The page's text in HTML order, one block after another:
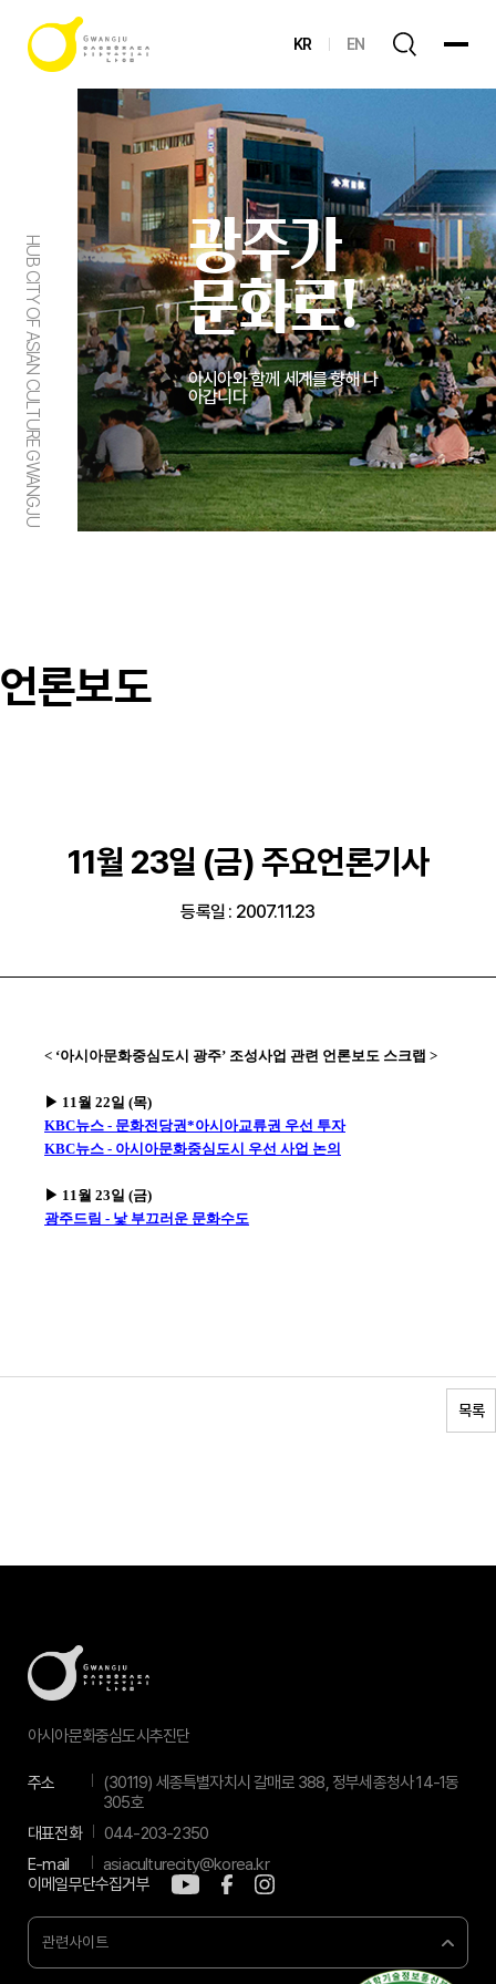
KR EN
HUB CITY OF ASIAN CULTURE GWANGJU
광주가
문화로!
아시아와 함께 세계를 향해 나
아갑니다
언론보도
11월 23일 (금) 주요언론기사
등록일 : 2007.11.23
< ‘아시아문화중심도시 광주’ 조성사업 관련 언론보도 스크랩 >
▶ 11월 22일 (목)
KBC뉴스 - 문화전당권*아시아교류권 우선 투자
KBC뉴스 - 아시아문화중심도시 우선 사업 논의
▶ 11월 23일 (금)
광주드림 - 낯 부끄러운 문화수도
목록
아시아문화중심도시추진단
주소
(30119) 세종특별자치시 갈매로 388, 정부세종청사 14-1동
305호
대표전화
044-203-2350
E-mail
asiaculturecity@korea.kr
이메일무단수집거부
관련사이트